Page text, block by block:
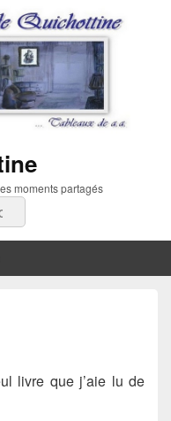
moments partagés
livre que j’aie lu de